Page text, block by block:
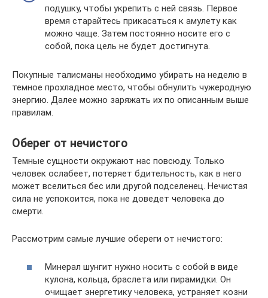
подушку, чтобы укрепить с ней связь. Первое
время старайтесь прикасаться к амулету как
можно чаще. Затем постоянно носите его с
собой, пока цель не будет достигнута.
Покупные талисманы необходимо убирать на неделю в
темное прохладное место, чтобы обнулить чужеродную
энергию. Далее можно заряжать их по описанным выше
правилам.
Оберег от нечистого
Темные сущности окружают нас повсюду. Только
человек ослабеет, потеряет бдительность, как в него
может вселиться бес или другой подселенец. Нечистая
сила не успокоится, пока не доведет человека до
смерти.
Рассмотрим самые лучшие обереги от нечистого:
Минерал шунгит нужно носить с собой в виде
кулона, кольца, браслета или пирамидки. Он
очищает энергетику человека, устраняет козни